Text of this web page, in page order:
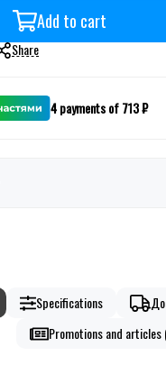
Add to cart
Share
4 payments of 713 ₽
Specifications
Promotions and articles